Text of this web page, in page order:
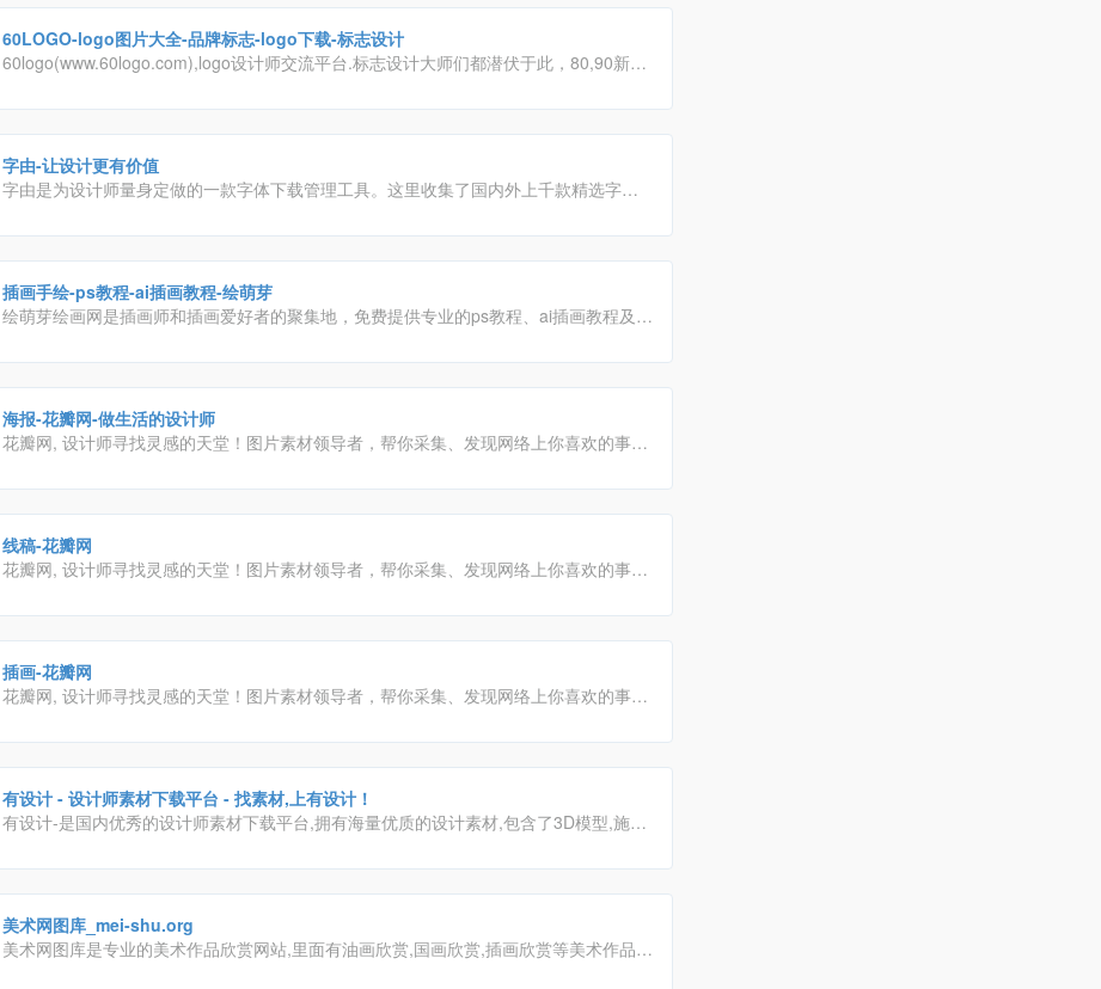
60LOGO-logo图片大全-品牌标志-logo下载-标志设计
60logo(www.60logo.com),logo设计师交流平台.标志设计大师们都潜伏于此，80,90新锐
秀作品。
字由-让设计更有价值
字由是为设计师量身定做的一款字体下载管理工具。这里收集了国内外上千款精选字
的字体文章。字由将成为你设计中的好帮手，让你领略字体在设计中的更多精彩。
插画手绘-ps教程-ai插画教程-绘萌芽
绘萌芽绘画网是插画师和插画爱好者的聚集地，免费提供专业的ps教程、ai插画教程及其
台。
海报-花瓣网-做生活的设计师
花瓣网, 设计师寻找灵感的天堂！图片素材领导者，帮你采集、发现网络上你喜欢的事
线稿-花瓣网
花瓣网, 设计师寻找灵感的天堂！图片素材领导者，帮你采集、发现网络上你喜欢的事
插画-花瓣网
花瓣网, 设计师寻找灵感的天堂！图片素材领导者，帮你采集、发现网络上你喜欢的事
有设计 - 设计师素材下载平台 - 找素材,上有设计！
有设计-是国内优秀的设计师素材下载平台,拥有海量优质的设计素材,包含了3D模型,施工
等。
美术网图库_mei-shu.org
美术网图库是专业的美术作品欣赏网站,里面有油画欣赏,国画欣赏,插画欣赏等美术作品,